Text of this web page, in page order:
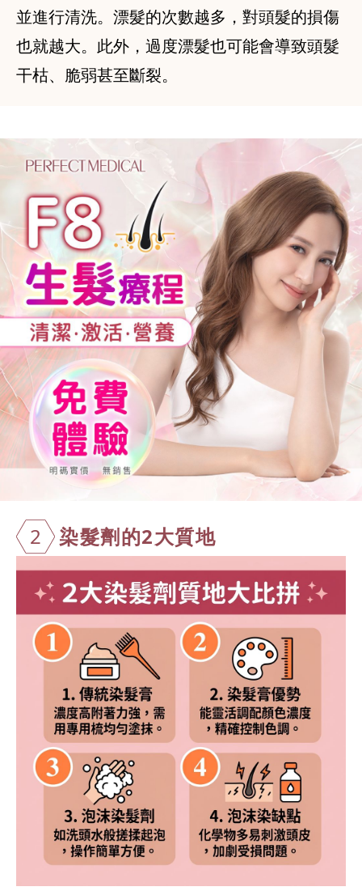
並進行清洗。漂髮的次數越多，對頭髮的損傷
也就越大。此外，過度漂髮也可能會導致頭髮
干枯、脆弱甚至斷裂。
2 染髮劑的2大質地